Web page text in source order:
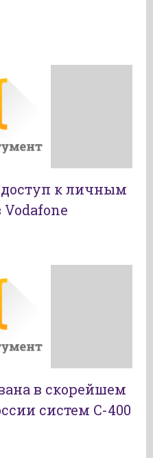
к личным
в скорейшем
систем С-400